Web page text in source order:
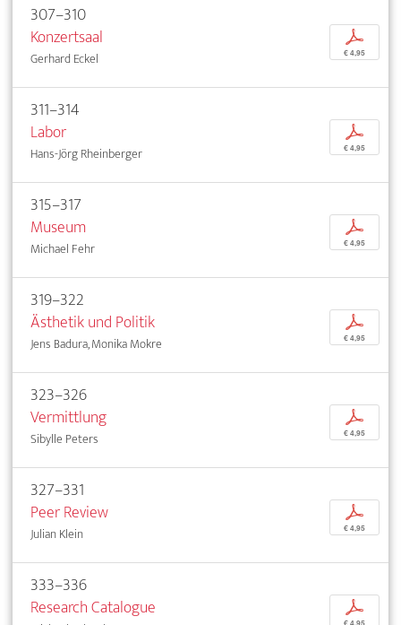
307–310
Konzertsaal
Gerhard Eckel
p
€ 4,95
311–314
Labor
Hans-Jörg Rheinberger
p
€ 4,95
315–317
Museum
Michael Fehr
p
€ 4,95
319–322
Ästhetik und Politik
Jens Badura, Monika Mokre
p
€ 4,95
323–326
Vermittlung
Sibylle Peters
p
€ 4,95
327–331
Peer Review
Julian Klein
p
€ 4,95
333–336
Research Catalogue
p